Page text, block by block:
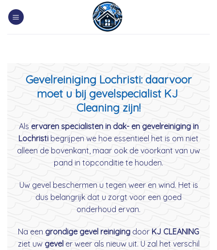
Gevelreiniging Lochristi: daarvoor
moet u bij gevelspecialist KJ
Cleaning zijn!
Als ervaren specialisten in dak- en gevelreiniging in
Lochristi begrijpen we hoe essentieel het is om niet
alleen de bovenkant, maar ook de voorkant van uw
pand in topconditie te houden.
Uw gevel beschermen u tegen weer en wind. Het is
dus belangrijk dat u zorgt voor een goed
onderhoud ervan.
Na een grondige gevel reiniging door KJ CLEANING
ziet uw geveler weer als nieuw uit. U zal het verschil